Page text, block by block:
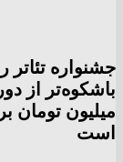
جشنواره تئاتر
میلیون تومان
است